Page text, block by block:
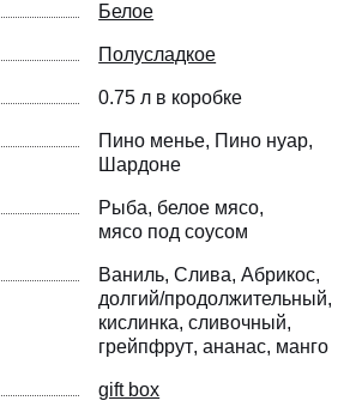
Белое
Полусладкое
0.75 л в коробке
Пино менье Пино нуар
Шардоне
Рыба белое мясо
мясо под соусом
Ваниль Слива Абрикос
долгий/продолжительный
кислинка сливочный
грейпфрут ананас манго
gift box